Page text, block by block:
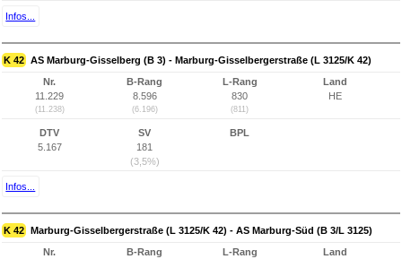
Infos...
K 42 AS Marburg-Gisselberg (B 3) - Marburg-Gisselbergerstraße (L 3125/K 42)
Nr.
11.229
(11.238)
B-Rang
8.596
(6.196)
L-Rang
830
(811)
Land
HE
DTV
5.167
SV
181
(3,5%)
BPL
Infos...
K 42 Marburg-Gisselbergerstraße (L 3125/K 42) - AS Marburg-Süd (B 3/L 3125)
Nr.
B-Rang
L-Rang
Land